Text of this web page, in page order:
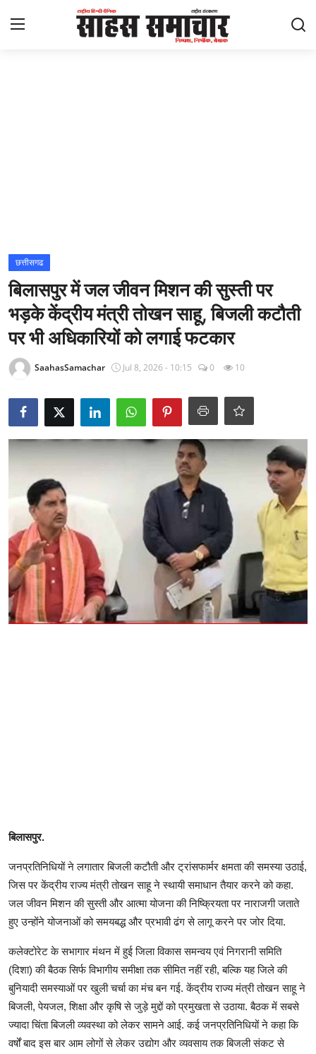
राज्य
अंतराष्ट्रीय
राजनीति
खेल
Epaper
धर्म
छत्तीसगढ
बिलासपुर में जल जीवन मिशन की सुस्ती पर
भड़के केंद्रीय मंत्री तोखन साहू, बिजली कटौती
पर भी अधिकारियों को लगाई फटकार
SaahasSamachar Jul 8, 2026 - 10:15 0 10
बिलासपुर.
जनप्रतिनिधियों ने लगातार बिजली कटौती और ट्रांसफार्मर क्षमता की समस्या उठाई,
जिस पर केंद्रीय राज्य मंत्री तोखन साहू ने स्थायी समाधान तैयार करने को कहा.
जल जीवन मिशन की सुस्ती और आत्मा योजना की निष्क्रियता पर नाराजगी जताते
हुए उन्होंने योजनाओं को समयबद्ध और प्रभावी ढंग से लागू करने पर जोर दिया.
कलेक्टोरेट के सभागार मंथन में हुई जिला विकास समन्वय एवं निगरानी समिति
(दिशा) की बैठक सिर्फ विभागीय समीक्षा तक सीमित नहीं रही, बल्कि यह जिले की
बुनियादी समस्याओं पर खुली चर्चा का मंच बन गई. केंद्रीय राज्य मंत्री तोखन साहू ने
बिजली, पेयजल, शिक्षा और कृषि से जुड़े मुद्दों को प्रमुखता से उठाया. बैठक में सबसे
ज्यादा चिंता बिजली व्यवस्था को लेकर सामने आई. कई जनप्रतिनिधियों ने कहा कि
वर्षों बाद इस बार आम लोगों से लेकर उद्योग और व्यवसाय तक बिजली संकट से